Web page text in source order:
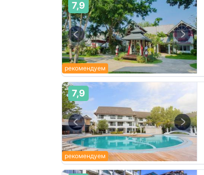
7,9
7,9